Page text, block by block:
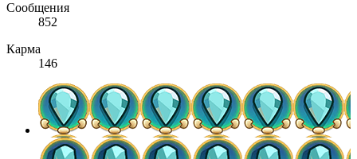
Сообщения
852
Карма
146